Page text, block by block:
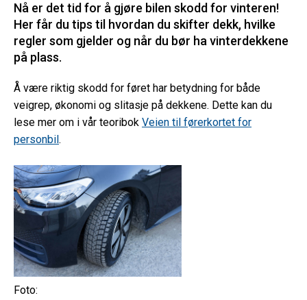
Nå er det tid for å gjøre bilen skodd for vinteren!
Her får du tips til hvordan du skifter dekk, hvilke
regler som gjelder og når du bør ha vinterdekkene
på plass.
Å være riktig skodd for føret har betydning for både
veigrep, økonomi og slitasje på dekkene. Dette kan du
lese mer om i vår teoribok Veien til førerkortet for
personbil.
Foto: